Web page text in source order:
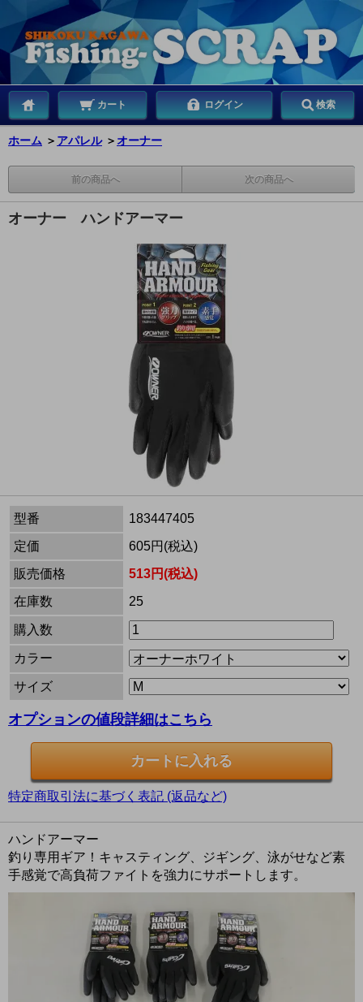
カート ログイン 検索
ホーム ＞ アパレル ＞ オーナー
前の商品へ 次の商品へ
オーナー ハンドアーマー
型番
183447405
定価
605円(税込)
販売価格
513円(税込)
在庫数
25
購入数
カラー
サイズ
オプションの値段詳細はこちら
特定商取引法に基づく表記 (返品など)
ハンドアーマー
釣り専用ギア！キャスティング、ジギング、泳がせなど素
手感覚で高負荷ファイトを強力にサポートします。